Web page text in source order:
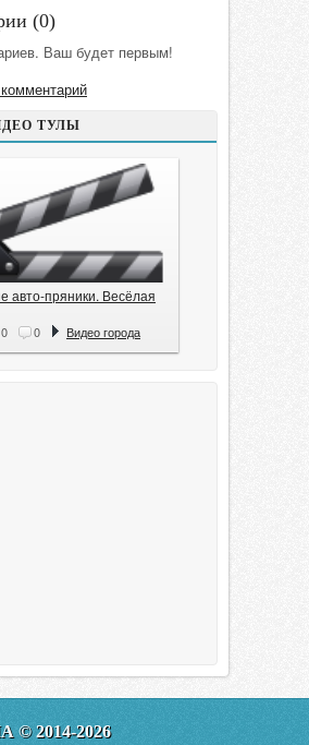
(0)
Ваш будет первым!
ТУЛЫ
авто-пряники. Весёлая
0 0
Видео города
00:20:11
11.01.2016 (19.35) Тула
© 2014-2026